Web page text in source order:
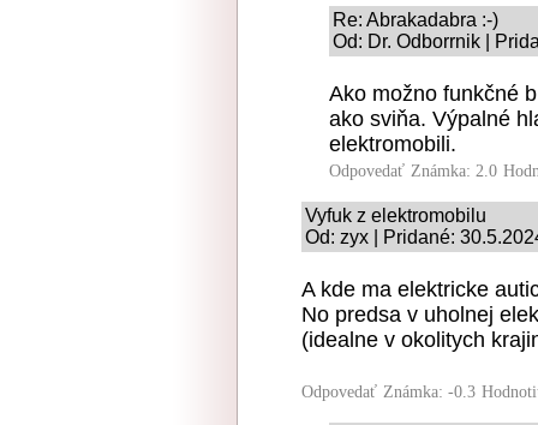
Re: Abrakadabra :-)
Od: Dr. Odborrnik |
Ako možno funkčné
ako sviňa. Výpalné
elektromobili.
Odpovedať Známka: 2.0
Vyfuk z elektromobilu
Od: zyx | Pridané:
A kde ma elektricke
No predsa v uholnej
(idealne v okolitych
Odpovedať Známka: -0.3